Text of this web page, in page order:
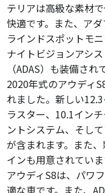
テリアは高級な素材
快適です。また、ア
ラインドスポットモ
ナイトビジョンアシ
（ADAS）も装備され
2020年式のアウディ
れました。新しい
ラスター、10.1イン
ントシステム、そし
が含まれます。また
インも用意されていま
アウディS8は、パワ
適な車です。また、